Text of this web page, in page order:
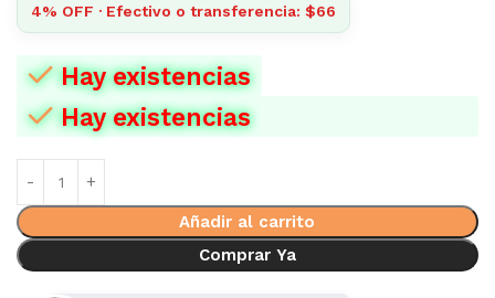
4% OFF · Efectivo o transferencia: $66
Hay existencias
Hay existencias
Añadir al carrito
Comprar Ya